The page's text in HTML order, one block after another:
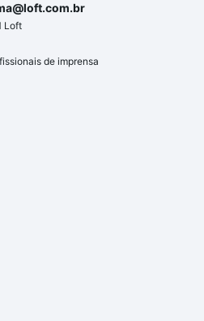
Loft
de imprensa